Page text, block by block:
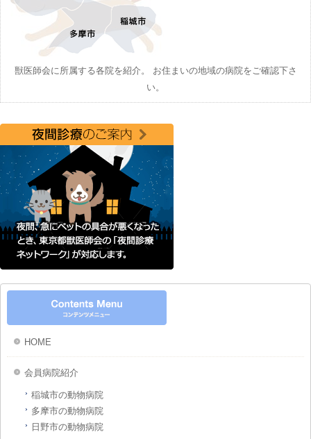
獣医師会に所属する各院を紹介。 お住まいの地域の病院をご確認下さ
い。
HOME
会員病院紹介
稲城市の動物病院
多摩市の動物病院
日野市の動物病院